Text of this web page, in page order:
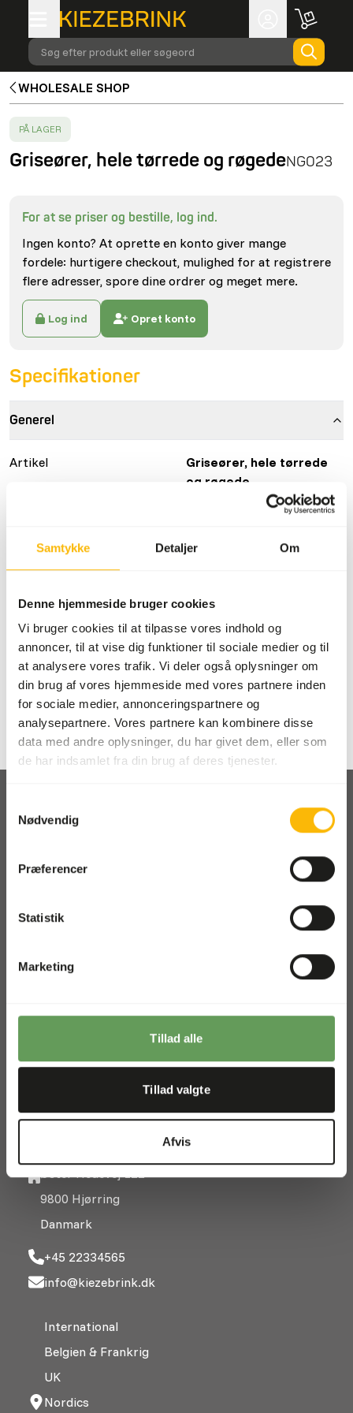
Samtykke Detaljer Om
Denne hjemmeside bruger cookies
Vi bruger cookies til at tilpasse vores indhold og
annoncer, til at vise dig funktioner til sociale medier og til
at analysere vores trafik. Vi deler også oplysninger om
din brug af vores hjemmeside med vores partnere inden
for sociale medier, annonceringspartnere og
analysepartnere. Vores partnere kan kombinere disse
data med andre oplysninger, du har givet dem, eller som
de har indsamlet fra din brug af deres tjenester.
Nødvendig
Præferencer
Statistik
Marketing
Tillad alle
Tillad valgte
Afvis
Søg efter produkt eller søgeord
WHOLESALE SHOP
SUCCESS
PÅ LAGER
Griseører, hele tørrede og røgedeNG023
For at se priser og bestille, log ind.
Ingen konto? At oprette en konto giver mange
fordele: hurtigere checkout, mulighed for at registrere
flere adresser, spore dine ordrer og meget mere.
Log ind Opret konto
Specifikationer
Generel
Artikel
Griseører, hele tørrede
og røgede
Lagerstatus
Sammensætning
griseører
Mærke
Other Brands
WHOLESALE SHOP
Shop for engros og
dyrehandlere
Afhentning og levering
Nyheder
Kontakt os
9800 Hjørring
Danmark
+45 22334565
info@kiezebrink.dk
International
Belgien & Frankrig
UK
Nordics